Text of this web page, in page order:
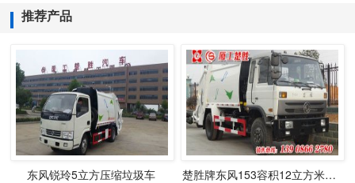
推荐产品
东风锐玲5立方压缩垃圾车 楚胜牌东风153容积12立方米压缩式垃圾车